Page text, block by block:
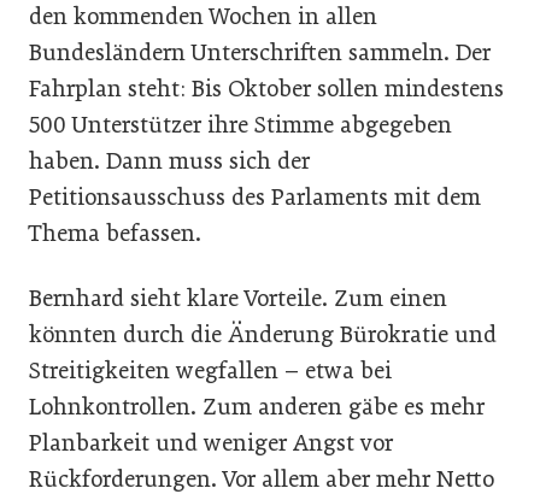
den kommenden Wochen in allen
Bundesländern Unterschriften sammeln. Der
Fahrplan steht: Bis Oktober sollen mindestens
500 Unterstützer ihre Stimme abgegeben
haben. Dann muss sich der
Petitionsausschuss des Parlaments mit dem
Thema befassen.
Bernhard sieht klare Vorteile. Zum einen
könnten durch die Änderung Bürokratie und
Streitigkeiten wegfallen – etwa bei
Lohnkontrollen. Zum anderen gäbe es mehr
Planbarkeit und weniger Angst vor
Rückforderungen. Vor allem aber mehr Netto